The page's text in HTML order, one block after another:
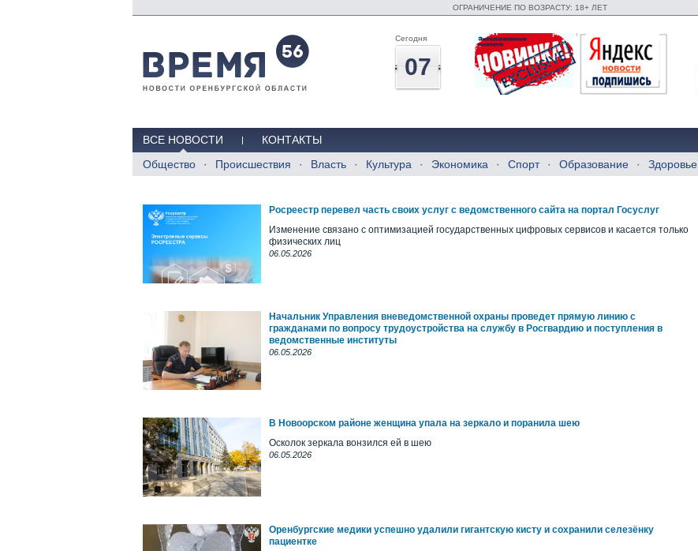
ОГРАНИЧЕНИЕ ПО ВОЗРАСТУ: 18+ ЛЕТ
Сегодня
07
ВСЕ НОВОСТИ
КОНТАКТЫ
Общество
Происшествия Власть Культура Экономика Спорт Образование Здоровье
Росреестр перевел часть своих услуг с ведомственного сайта на портал Госуслуг
Изменение связано с оптимизацией государственных цифровых сервисов и касается только
физических лиц
06.05.2026
Начальник Управления вневедомственной охраны проведет прямую линию с
гражданами по вопросу трудоустройства на службу в Росгвардию и поступления в
ведомственные институты
06.05.2026
В Новоорском районе женщина упала на зеркало и поранила шею
Осколок зеркала вонзился ей в шею
06.05.2026
Оренбургские медики успешно удалили гигантскую кисту и сохранили селезёнку
пациентке